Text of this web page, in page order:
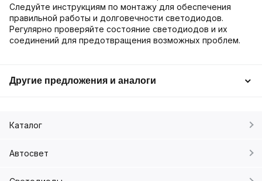
Следуйте инструкциям по монтажу для обеспечения
правильной работы и долговечности светодиодов.
Регулярно проверяйте состояние светодиодов и их
соединений для предотвращения возможных проблем.
Другие предложения и аналоги
Каталог
Автосвет